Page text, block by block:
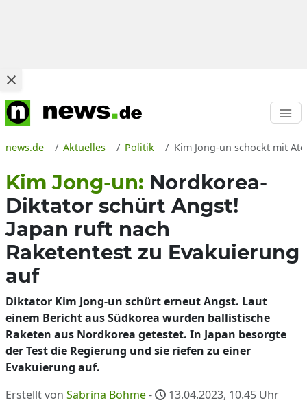
news.de Aktuelles Politik Kim Jong-un schockt mit
Kim Jong-un: Nordkorea-
Diktator schürt Angst!
Japan ruft nach
Raketentest zu Evakuierung
auf
Diktator Kim Jong-un schürt erneut Angst. Laut
einem Bericht aus Südkorea wurden ballistische
Raketen aus Nordkorea getestet. In Japan besorgte
der Test die Regierung und sie riefen zu einer
Evakuierung auf.
Erstellt von Sabrina Böhme- 13.04.2023, 10.45 Uhr